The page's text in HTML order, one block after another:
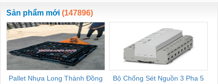
ewara
CHUA CHAY
Sản phẩm mới (147896)
Pallet Nhựa Long Thành Đồng
Bộ Chống Sét Nguồn 3 Pha 5